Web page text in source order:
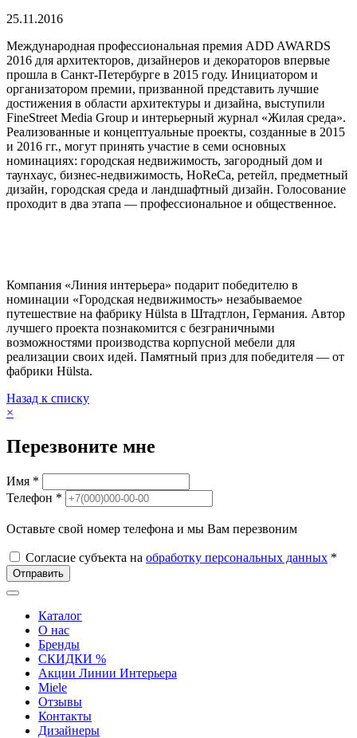
25.11.2016
Международная профессиональная премия ADD AWARDS
2016 для архитекторов, дизайнеров и декораторов впервые
прошла в Санкт-Петербурге в 2015 году. Инициатором и
организатором премии, призванной представить лучшие
достижения в области архитектуры и дизайна, выступили
FineStreet Media Group и интерьерный журнал «Жилая среда».
Реализованные и концептуальные проекты, созданные в 2015
и 2016 гг., могут принять участие в семи основных
номинациях: городская недвижимость, загородный дом и
таунхаус, бизнес-недвижимость, HoReCa, ретейл, предметный
дизайн, городская среда и ландшафтный дизайн. Голосование
проходит в два этапа — профессиональное и общественное.
Компания «Линия интерьера» подарит победителю в
номинации «Городская недвижимость» незабываемое
путешествие на фабрику Hülsta в Штадтлон, Германия. Автор
лучшего проекта познакомится с безграничными
возможностями производства корпусной мебели для
реализации своих идей. Памятный приз для победителя — от
фабрики Hülsta.
Назад к списку
×
Перезвоните мне
Имя *
Телефон *
Оставьте свой номер телефона и мы Вам перезвоним
Согласие субъекта на обработку персональных данных *
Отправить
Каталог
О нас
Бренды
СКИДКИ %
Акции Линии Интерьера
Miele
Отзывы
Контакты
Дизайнеры